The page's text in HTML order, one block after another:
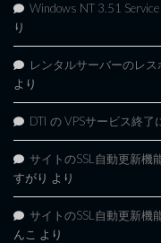
Windows NT 3.51
り
レンタルサーバーのレ
より
DTI の VPSサービス終
サイトのSSL自動更新機
すがり より
サイトのSSL自動更新機
んこ より